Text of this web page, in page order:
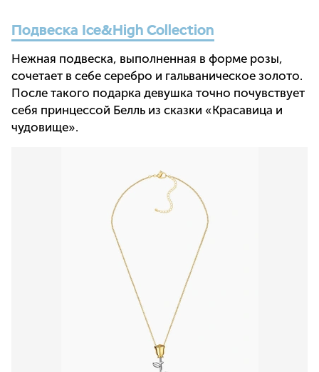
Подвеска Ice&High Collection
Нежная подвеска, выполненная в форме розы,
сочетает в себе серебро и гальваническое золото.
После такого подарка девушка точно почувствует
себя принцессой Белль из сказки «Красавица и
чудовище».